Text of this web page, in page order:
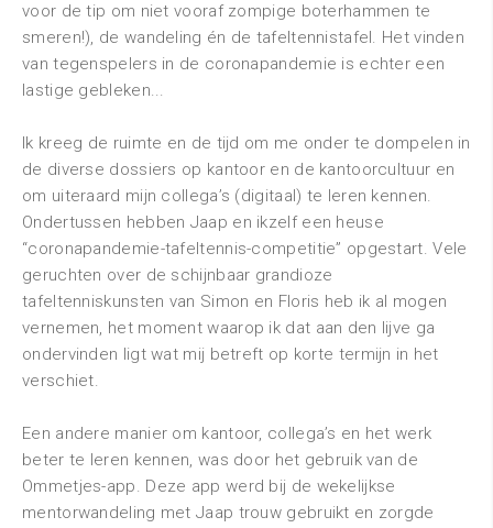
voor de tip om niet vooraf zompige boterhammen te
smeren!), de wandeling én de tafeltennistafel. Het vinden
van tegenspelers in de coronapandemie is echter een
lastige gebleken...
Ik kreeg de ruimte en de tijd om me onder te dompelen in
de diverse dossiers op kantoor en de kantoorcultuur en
om uiteraard mijn collega’s (digitaal) te leren kennen.
Ondertussen hebben Jaap en ikzelf een heuse
“coronapandemie-tafeltennis-competitie” opgestart. Vele
geruchten over de schijnbaar grandioze
tafeltenniskunsten van Simon en Floris heb ik al mogen
vernemen, het moment waarop ik dat aan den lijve ga
ondervinden ligt wat mij betreft op korte termijn in het
verschiet.
Een andere manier om kantoor, collega’s en het werk
beter te leren kennen, was door het gebruik van de
Ommetjes-app. Deze app werd bij de wekelijkse
mentorwandeling met Jaap trouw gebruikt en zorgde